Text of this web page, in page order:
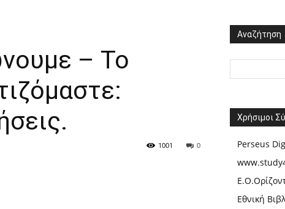
– Το
0
1001
Αναζήτηση
Χρήσιμοι
Perseus
Εθνική